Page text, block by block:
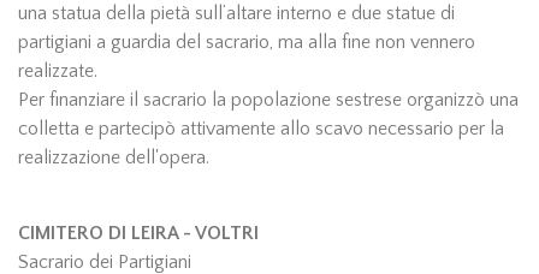
una statua della pietà sull’altare interno e due statue di
partigiani a guardia del sacrario, ma alla fine non vennero
realizzate.
Per finanziare il sacrario la popolazione sestrese organizzò una
colletta e partecipò attivamente allo scavo necessario per la
realizzazione dell'opera.
CIMITERO DI LEIRA - VOLTRI
Sacrario dei Partigiani